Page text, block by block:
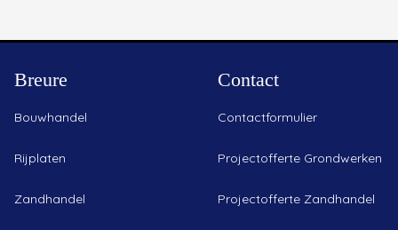
Breure
Bouwhandel
Rijplaten
Zandhandel
Contact
Contactformulier
Projectofferte Grondwerken
Projectofferte Zandhandel